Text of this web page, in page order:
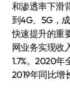
和渗透率下滑
到4G、5G，
快速提升的重
网业务实现收
1.7%。2020
2019年同比增